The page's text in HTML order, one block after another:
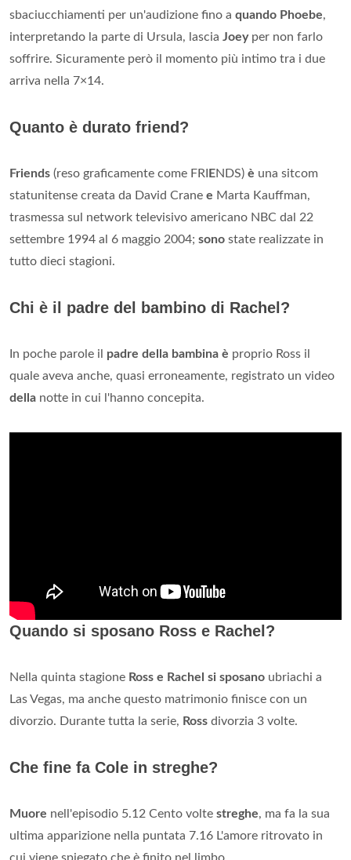
sbaciucchiamenti per un'audizione fino a quando Phoebe,
interpretando la parte di Ursula, lascia Joeyper non farlo
soffrire. Sicuramente però il momento più intimo tra i due
arriva nella 7×14.
Quanto è durato friend?
Friends (reso graficamente come FRI ENDS) è una sitcom
statunitense creata da David Crane e Marta Kauffman,
trasmessa sul network televisivo americano NBC dal 22
settembre 1994 al 6 maggio 2004; sono state realizzate in
tutto dieci stagioni.
Chi è il padre del bambino di Rachel?
In poche parole il padre della bambina è proprio Ross il
quale aveva anche, quasi erroneamente, registrato un video
della notte in cui l'hanno concepita.
Quando si sposano Ross e Rachel?
Nella quinta stagione Ross e Rachel si sposano ubriachi a
Las Vegas, ma anche questo matrimonio finisce con un
divorzio. Durante tutta la serie, Ross divorzia 3 volte.
Che fine fa Cole in streghe?
Muore nell'episodio 5.12 Cento volte streghe, ma fa la sua
ultima apparizione nella puntata 7.16 L'amore ritrovato in